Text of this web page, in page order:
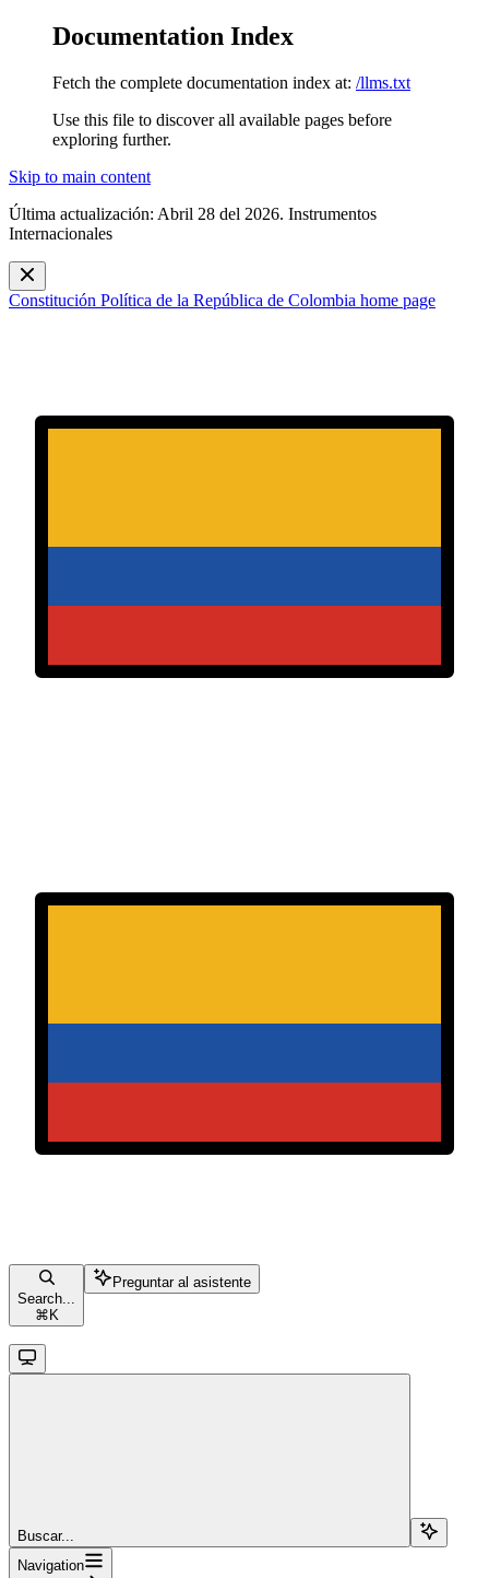
Documentation Index
Fetch the complete documentation index at: /llms.txt
Use this file to discover all available pages before
exploring further.
Skip to main content
Última actualización: Abril 28 del 2026. Instrumentos
Internacionales
Constitución Política de la República de Colombia home page
Search...
⌘ K
Preguntar al asistente
Buscar...
Navigation